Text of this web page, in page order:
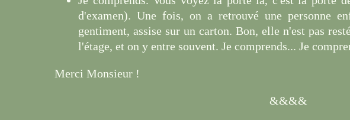
d'examen). Une fois, on a retrouvé une personne
gentiment, assise sur un carton. Bon, elle n'est pas
l'étage, et on y entre souvent. Je comprends... Je
Merci Monsieur !
&&&&